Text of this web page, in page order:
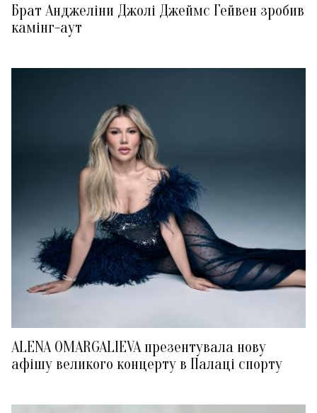
Брат Анджеліни Джолі Джеймс Гейвен зробив
камінг-аут
ALENA OMARGALIEVA презентувала нову
афішу великого концерту в Палаці спорту